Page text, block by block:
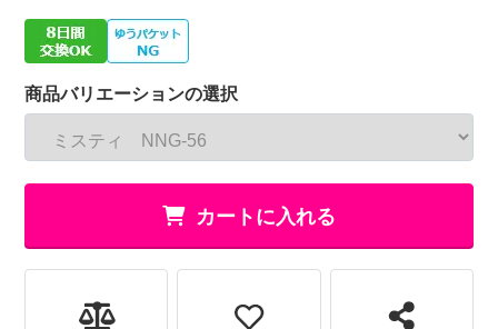
商品バリエーションの選択
カートに入れる